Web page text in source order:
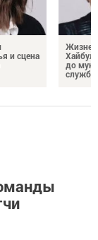
и сцена
до
службы